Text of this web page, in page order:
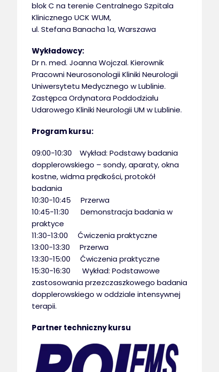
blok C na terenie Centralnego Szpitala
Klinicznego UCK WUM,
ul. Stefana Banacha 1a, Warszawa
Wykładowcy:
Dr n. med. Joanna Wojczal. Kierownik
Pracowni Neurosonologii Kliniki Neurologii
Uniwersytetu Medycznego w Lublinie.
Zastępca Ordynatora Poddodziału
Udarowego Kliniki Neurologii UM w Lublinie.
Program kursu:
09:00-10:30 Wykład: Podstawy badania
dopplerowskiego – sondy, aparaty, okna
kostne, widma prędkości, protokół
badania
10:30-10:45 Przerwa
10:45-11:30 Demonstracja badania w
praktyce
11:30-13:00 Ćwiczenia praktyczne
13:00-13:30 Przerwa
13:30-15:00 Ćwiczenia praktyczne
15:30-16:30 Wykład: Podstawowe
zastosowania przezczaszkowego badania
dopplerowskiego w oddziale intensywnej
terapii.
Partner techniczny kursu